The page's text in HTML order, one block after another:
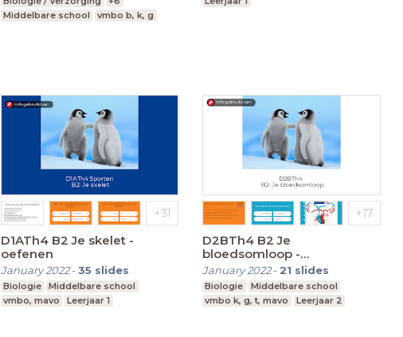
Middelbare school
vmbo b, k, g
D1ATh4 B2 Je skelet -
oefenen
January 2022-35 slides
Biologie
Middelbare school
vmbo, mavo
Leerjaar 1
D2BTh4 B2 Je
bloedsomloop -
oefenvragen
January 2022- 21 slides
Biologie
Middelbare school
vmbo k, g, t, mavo
Leerjaar 2